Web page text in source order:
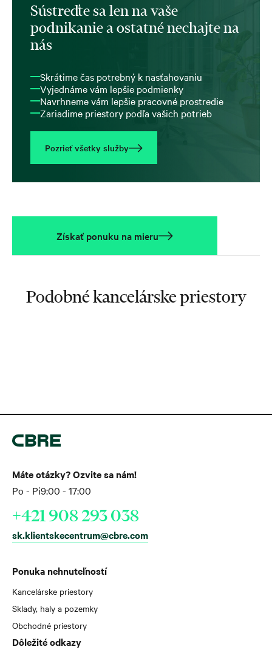
Sústreďte sa len na vaše
podnikanie a ostatné nechajte na
nás
Skrátime čas potrebný k nasťahovaniu
Vyjednáme vám lepšie podmienky
Navrhneme vám lepšie pracovné prostredie
Zariadime priestory podľa vašich potrieb
Pozrieť všetky služby
Získať ponuku na mieru
Podobné kancelárske priestory
Ponuka nehnuteľností
Kancelárske priestory
Sklady, haly a pozemky
Obchodné priestory
Dôležité odkazy
Máte otázky? Ozvite sa nám!
Po - Pi9:00 - 17:00
+421 908 293 038
sk.klientskecentrum@cbre.com